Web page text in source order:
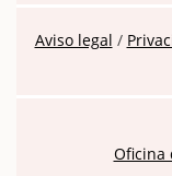
Aviso legal /
Oficina